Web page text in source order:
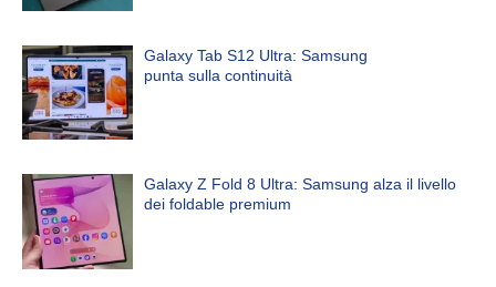
Galaxy Tab S12 Ultra: Samsung
punta sulla continuità
Galaxy Z Fold 8 Ultra: Samsung alza il livello
dei foldable premium